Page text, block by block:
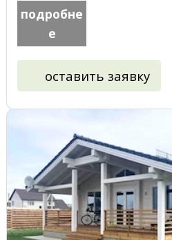
подробне
е
оставить заявку